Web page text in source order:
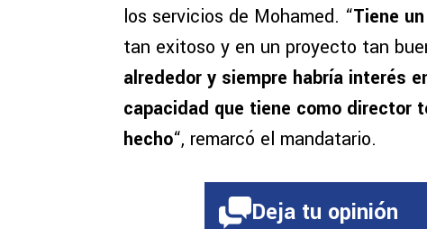
los servicios de Mohamed. “Tiene
tan exitoso y en un proyecto tan
alrededor y siempre habría interés
capacidad que tiene como director
hecho“, remarcó el mandatario.
Deja tu opinión